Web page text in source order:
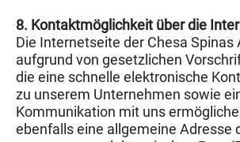
8. Kontaktmöglichkeit über die
Die Internetseite der Chesa Spinas
aufgrund von gesetzlichen
die eine schnelle elektronische
zu unserem Unternehmen sowie
Kommunikation mit uns
ebenfalls eine allgemeine Adresse